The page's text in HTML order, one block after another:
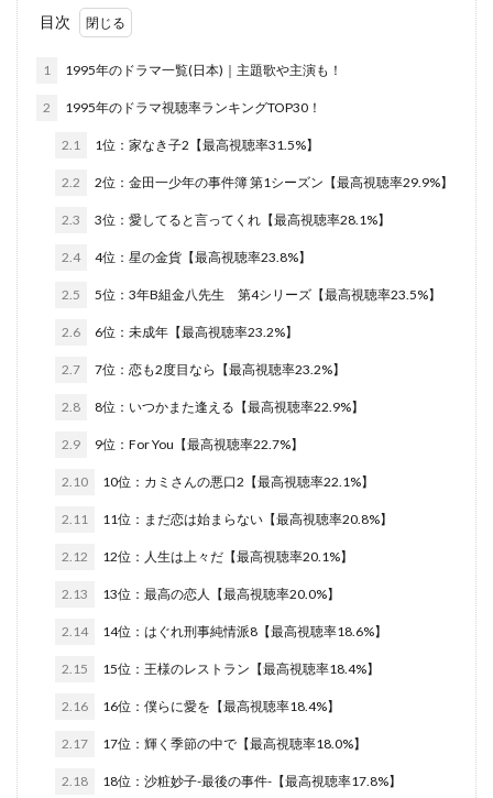
目次
1 1995年のドラマ一覧(日本)｜主題歌や主演も！
2 1995年のドラマ視聴率ランキングTOP30！
2.1 1位：家なき子2【最高視聴率31.5%】
2.2 2位：金田一少年の事件簿 第1シーズン【最高視聴率29.9%】
2.3 3位：愛してると言ってくれ【最高視聴率28.1%】
2.4 4位：星の金貨【最高視聴率23.8%】
2.5 5位：3年B組金八先生 第4シリーズ【最高視聴率23.5%】
2.6 6位：未成年【最高視聴率23.2%】
2.7 7位：恋も2度目なら【最高視聴率23.2%】
2.8 8位：いつかまた逢える【最高視聴率22.9%】
2.9 9位：For You【最高視聴率22.7%】
2.10 10位：カミさんの悪口2【最高視聴率22.1%】
2.11 11位：まだ恋は始まらない【最高視聴率20.8%】
2.12 12位：人生は上々だ【最高視聴率20.1%】
2.13 13位：最高の恋人【最高視聴率20.0%】
2.14 14位：はぐれ刑事純情派8【最高視聴率18.6%】
2.15 15位：王様のレストラン【最高視聴率18.4%】
2.16 16位：僕らに愛を【最高視聴率18.4%】
2.17 17位：輝く季節の中で【最高視聴率18.0%】
2.18 18位：沙粧妙子-最後の事件-【最高視聴率17.8%】